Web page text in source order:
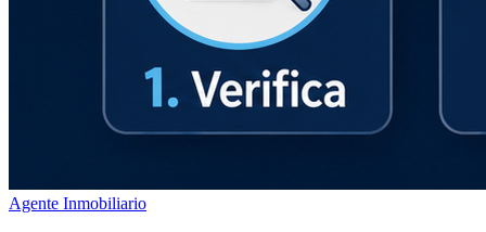
Agente Inmobiliario